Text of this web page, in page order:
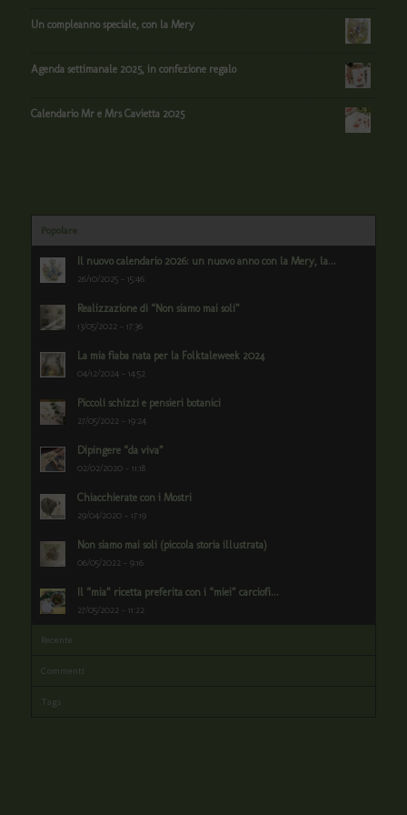
Un compleanno speciale, con la Mery
Agenda settimanale 2025, in confezione regalo
Calendario Mr e Mrs Cavietta 2025
Popolare
Il nuovo calendario 2026: un nuovo anno con la Mery, la...
26/10/2025 - 15:46
Realizzazione di “Non siamo mai soli”
13/05/2022 - 17:36
La mia fiaba nata per la Folktaleweek 2024
04/12/2024 - 14:52
Piccoli schizzi e pensieri botanici
27/05/2022 - 19:24
Dipingere “da viva”
02/02/2020 - 11:18
Chiacchierate con i Mostri
29/04/2020 - 17:19
Non siamo mai soli (piccola storia illustrata)
06/05/2022 - 9:16
Il “mia” ricetta preferita con i “miei” carciofi...
27/05/2022 - 11:22
Recente
Commenti
Tags